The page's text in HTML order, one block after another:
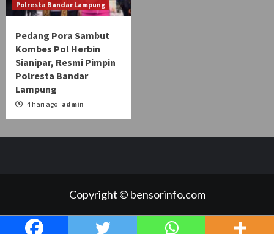
Polresta Bandar Lampung
Pedang Pora Sambut
Kombes Pol Herbin
Sianipar, Resmi Pimpin
Polresta Bandar
Lampung
4 hari ago admin
Copyright © bensorinfo.com